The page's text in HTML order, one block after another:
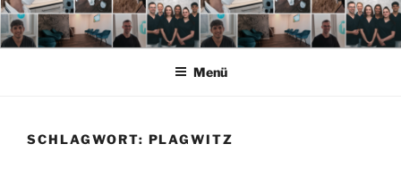
Zum
Inhalt
springen
Menü
SCHLAGWORT: PLAGWITZ